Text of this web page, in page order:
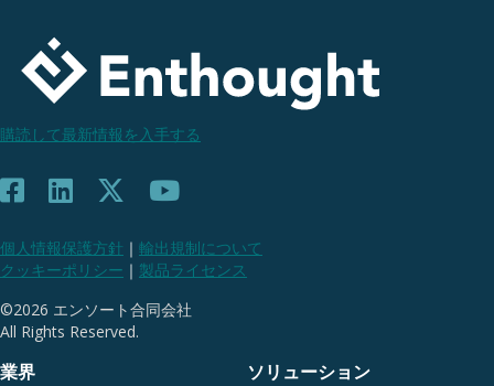
AI投資を「来期
いくら経費を
削れるか」で
評価していま
評価軸のズレ
ションの種を
静かに摘み取
承認の壁を突
破し、自社独
を築くための
戦略と実践ロ
ードマップ。
新たなパラダイムを提
示します。
Read More
購読して最新情報を入手する
個人情報保護方針 ｜ 輸出規制について
クッキーポリシー ｜ 製品ライセンス
©2026 エンソート合同会社
All Rights Reserved.
業界 ソリューション